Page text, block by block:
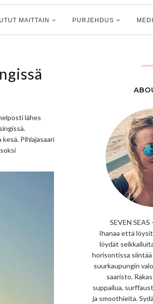
MAITTAIN PURJEHDUS
lähes
Pihlajasaari
SEVEN
Ihanaa että
löydät
horisontissa
suurkaupungin
saaristo.
suppailua,
ja smoothieita.